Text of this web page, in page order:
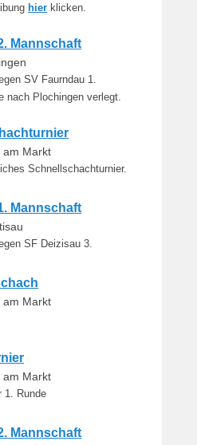
hier klicken.
Mannschaft
SV Faurndau 1.
nach Plochingen verlegt.
am Markt
Schnellschachturnier.
Mannschaft
SF Deizisau 3.
am Markt
am Markt
1. Runde
Mannschaft